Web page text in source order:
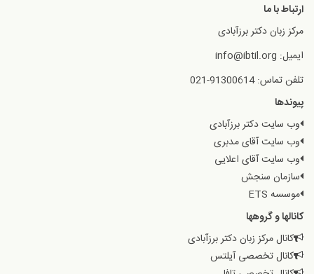
ارتباط با ما
مرکز زبان دکتر برزآبادی
ایمیل: info@ibtil.org
تلفن تماس: 91300614-021
پیوندها
وب سایت دکتر برزآبادی
وب سایت آقای مدبری
وب سایت آقای اعلایی
سازمان سنجش
موسسه ETS
کانالها و گروهها
کانال مرکز زبان دکتر برزآبادی
کانال تخصصی آیلتس